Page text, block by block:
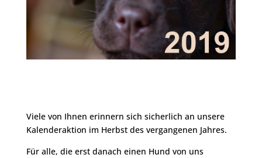
Viele von Ihnen erinnern sich sicherlich an unsere
Kalenderaktion im Herbst des vergangenen Jahres.
Für alle, die erst danach einen Hund von uns